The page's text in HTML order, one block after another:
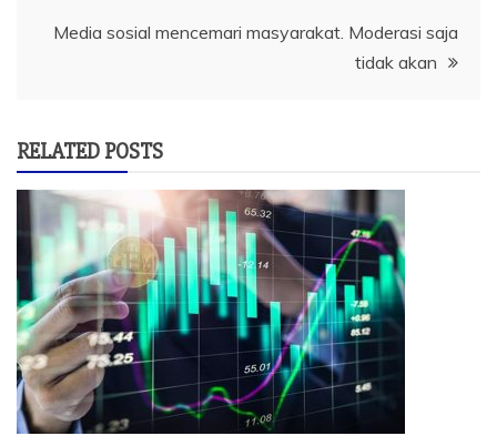
Media sosial mencemari masyarakat. Moderasi saja
tidak akan
RELATED POSTS